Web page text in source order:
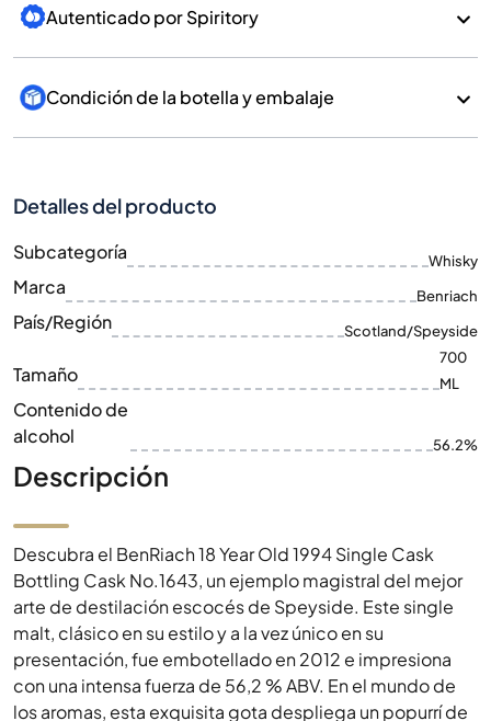
Autenticado por Spiritory
Condición de la botella y embalaje
Detalles del producto
Subcategoría Whisky
Marca Benriach
País/Región Scotland/Speyside
Tamaño
700
ML
Contenido de
alcohol
56.2%
Descripción
Descubra el BenRiach 18 Year Old 1994 Single Cask
Bottling Cask No.1643, un ejemplo magistral del mejor
arte de destilación escocés de Speyside. Este single
malt, clásico en su estilo y a la vez único en su
presentación, fue embotellado en 2012 e impresiona
con una intensa fuerza de 56,2 % ABV. En el mundo de
los aromas, esta exquisita gota despliega un popurrí de